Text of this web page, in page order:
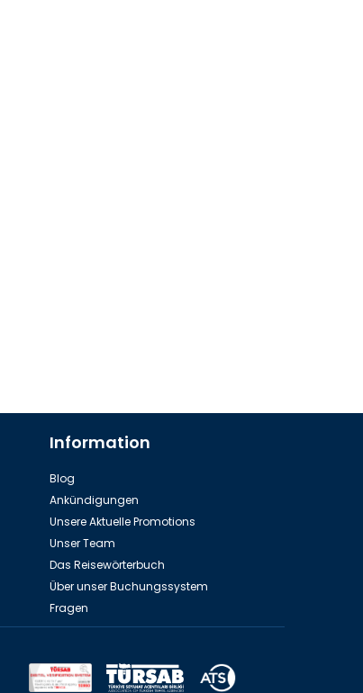
Information
Blog
Ankündigungen
Unsere Aktuelle Promotions
Unser Team
Das Reisewörterbuch
Über unser Buchungssystem
Fragen